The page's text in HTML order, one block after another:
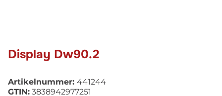
Display Dw90.2
Artikelnummer: 441244
GTIN: 3838942977251